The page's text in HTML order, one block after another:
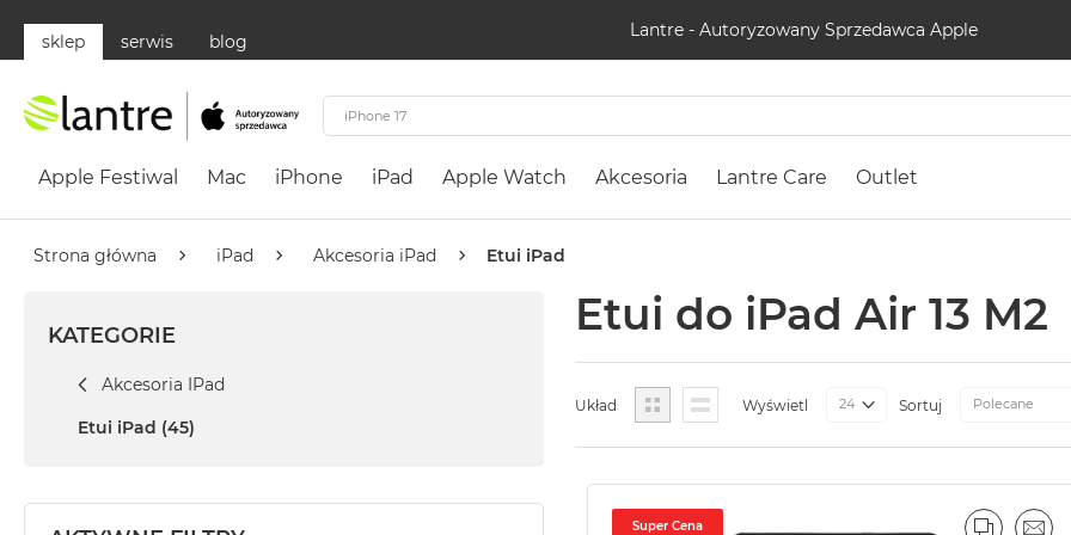
Lantre - Autoryzowany Sprzedawca Apple
sklep serwis blog
Apple
Neo
MacBook
Neo
Cytrusowożółty
MacBook
Apple Festiwal Mac iPhone iPad Apple Watch Akcesoria Lantre Care Outlet
Strona główna iPad Akcesoria iPad Etui iPad
Etui do iPad Air 13 M2
Układ SiatkaListaWyświetl Sortuj
Super Cena
KATEGORIE
Akcesoria IPad
Etui iPad (45)